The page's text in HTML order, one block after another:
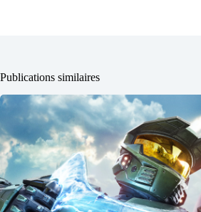
Publications similaires